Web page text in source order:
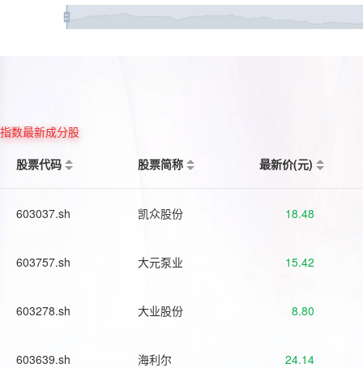
指数最新成分股
股票代码
股票简称 最新价(元)
603037.sh 凯众股份 18.48
603757.sh 大元泵业 15.42
603278.sh 大业股份 8.80
603639.sh 海利尔 24.14